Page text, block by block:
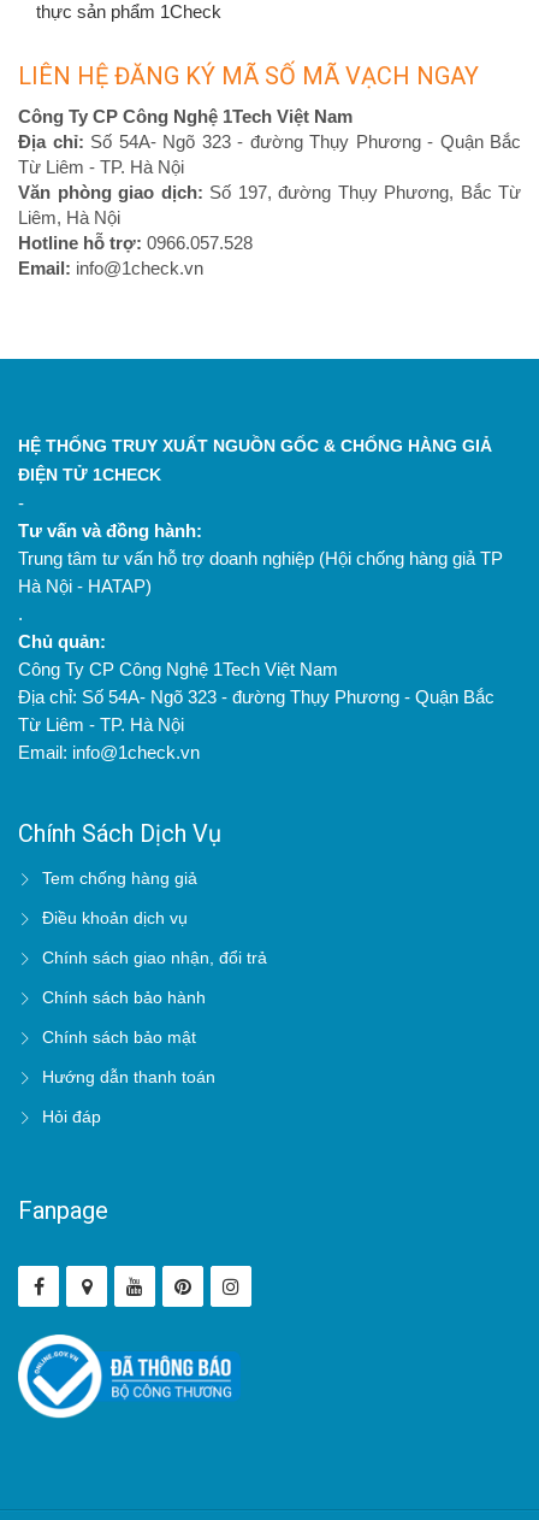
thực sản phẩm 1Check
LIÊN HỆ ĐĂNG KÝ MÃ SỐ MÃ VẠCH NGAY
Công Ty CP Công Nghệ 1Tech Việt Nam
Địa chỉ: Số 54A- Ngõ 323 - đường Thụy Phương - Quận Bắc
Từ Liêm - TP. Hà Nội
Văn phòng giao dịch: Số 197, đường Thụy Phương, Bắc Từ
Liêm, Hà Nội
Hotline hỗ trợ: 0966.057.528
Email: info@1check.vn
HỆ THỐNG TRUY XUẤT NGUỒN GỐC & CHỐNG HÀNG GIẢ
ĐIỆN TỬ 1CHECK
-
Tư vấn và đồng hành:
Trung tâm tư vấn hỗ trợ doanh nghiệp (Hội chống hàng giả TP
Hà Nội - HATAP)
.
Chủ quản:
Công Ty CP Công Nghệ 1Tech Việt Nam
Địa chỉ: Số 54A- Ngõ 323 - đường Thụy Phương - Quận Bắc
Từ Liêm - TP. Hà Nội
Email: info@1check.vn
Chính Sách Dịch Vụ
Tem chống hàng giả
Điều khoản dịch vụ
Chính sách giao nhận, đổi trả
Chính sách bảo hành
Chính sách bảo mật
Hướng dẫn thanh toán
Hỏi đáp
Fanpage